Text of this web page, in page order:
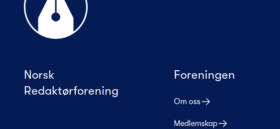
Norsk
Redaktørforening
Foreningen
Om oss
Medlemskap